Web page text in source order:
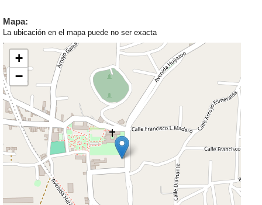
Mapa:
La ubicación en el mapa puede no ser exacta
+
−